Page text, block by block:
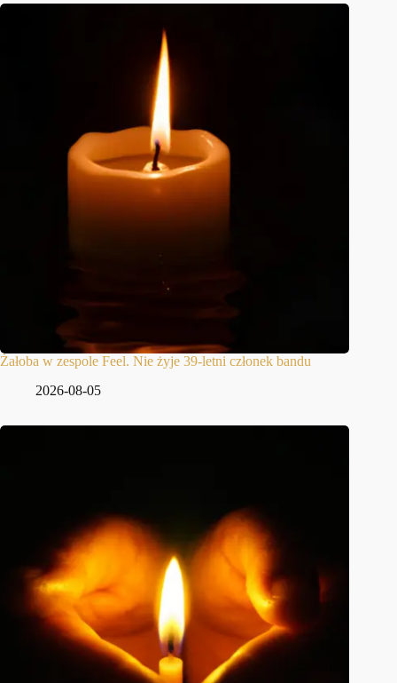
Żałoba w zespole Feel. Nie żyje 39-letni członek bandu
2026-08-05